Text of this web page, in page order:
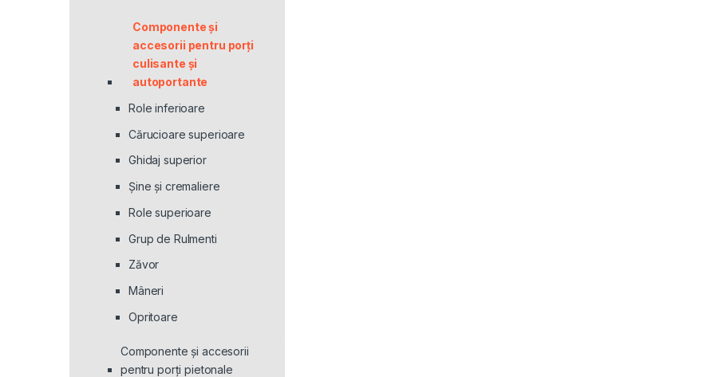
Componente și
accesorii pentru porți
culisante și
autoportante
Role inferioare
Cărucioare superioare
Ghidaj superior
Şine şi cremaliere
Role superioare
Grup de Rulmenti
Zăvor
Mâneri
Opritoare
Componente și accesorii
pentru porți pietonale